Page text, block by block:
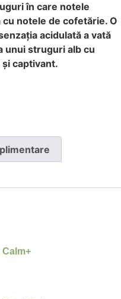
în care notele
notele de cofetărie. O
acidulată a vată
unui struguri alb cu
captivant.